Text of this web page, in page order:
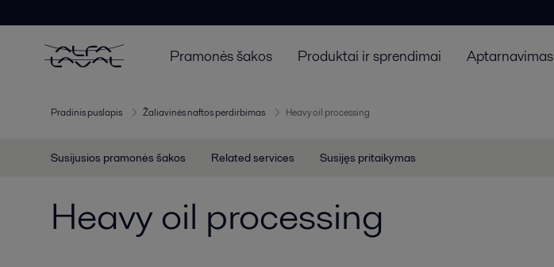
Pramonės šakos Produktai ir sprendimai Aptarnavimas
Pradinis puslapis Žaliavinės naftos perdirbimas Heavy oil processing
Susijusios pramonės šakos Related services Susijęs pritaikymas
Heavy oil processing